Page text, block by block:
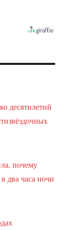
десятилетий
почему
два часа ночи